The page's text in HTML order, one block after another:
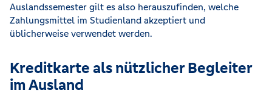
Auslandssemester gilt es also herauszufinden, welche
Zahlungsmittel im Studienland akzeptiert und
üblicherweise verwendet werden.
Kreditkarte als nützlicher Begleiter
im Ausland